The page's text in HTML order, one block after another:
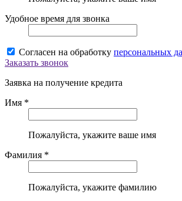
Удобное время для звонка
Согласен на обработку персональных
Заказать звонок
Заявка на получение кредита
Имя *
Пожалуйста, укажите ваше имя
Фамилия *
Пожалуйста, укажите фамилию